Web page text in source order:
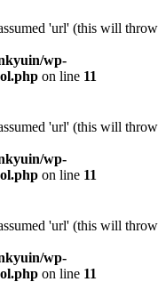
'url' (this will throw
wp-
on line 11
'url' (this will throw
wp-
on line 11
'url' (this will throw
wp-
on line 11